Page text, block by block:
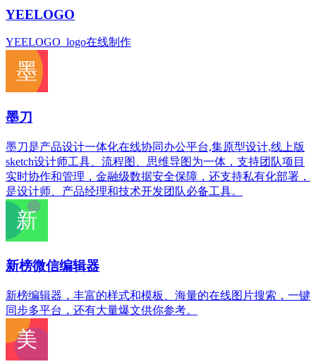
YEELOGO
YEELOGO_logo在线制作
墨刀
墨刀是产品设计一体化在线协同办公平台,集原型设计,线上版
sketch设计师工具、流程图、思维导图为一体，支持团队项目
实时协作和管理，金融级数据安全保障，还支持私有化部署，
是设计师、产品经理和技术开发团队必备工具。
新榜微信编辑器
新榜编辑器，丰富的样式和模板、海量的在线图片搜索，一键
同步多平台，还有大量爆文供你参考。